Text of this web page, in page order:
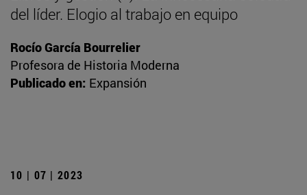
del líder. Elogio al trabajo en equipo
Rocío García Bourrelier
Profesora de Historia Moderna
Publicado en: Expansión
10 | 07 | 2023